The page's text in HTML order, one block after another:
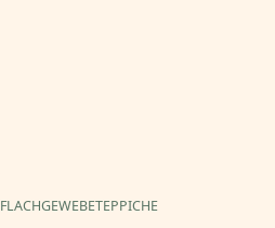
FLACHGEWEBETEPPICHE